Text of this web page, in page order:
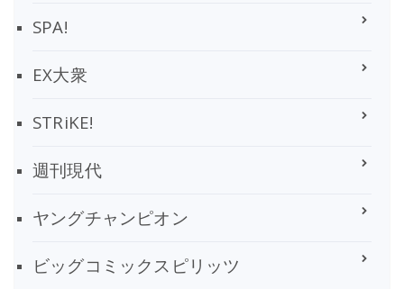
SPA!
EX大衆
STRiKE!
週刊現代
ヤングチャンピオン
ビッグコミックスピリッツ